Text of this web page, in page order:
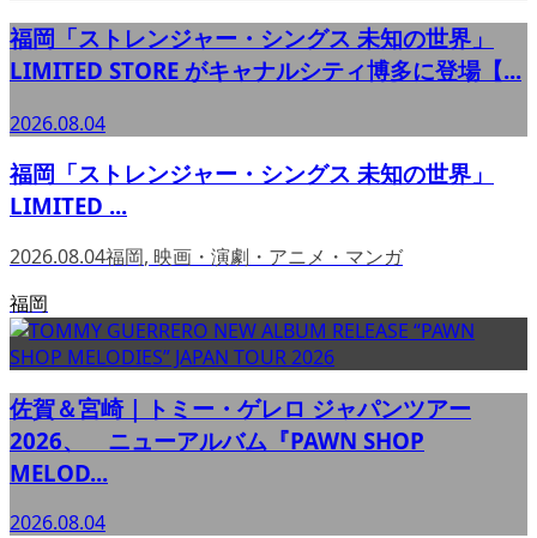
福岡「ストレンジャー・シングス 未知の世界」
LIMITED STORE がキャナルシティ博多に登場【...
2026.08.04
福岡「ストレンジャー・シングス 未知の世界」
LIMITED ...
2026.08.04福岡, 映画・演劇・アニメ・マンガ
福岡
佐賀＆宮崎｜トミー・ゲレロ ジャパンツアー
2026、 ニューアルバム『PAWN SHOP
MELOD...
2026.08.04